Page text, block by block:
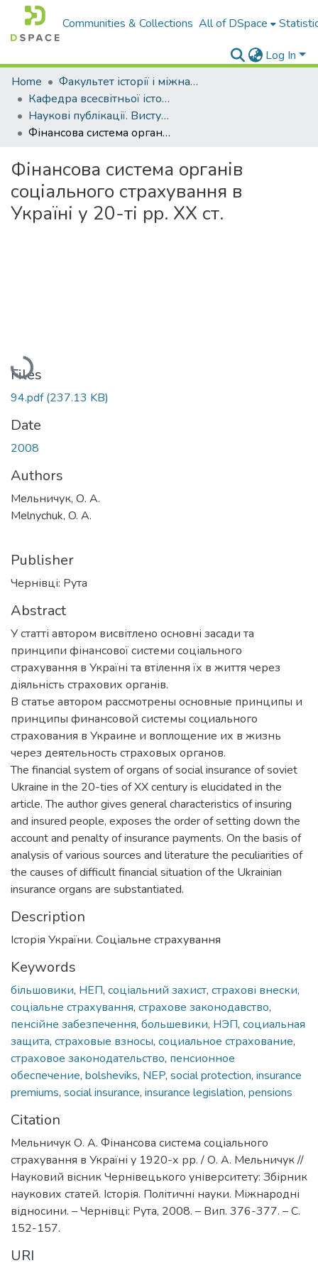
Communities & Collections All of DSpace
Log In
Home
Факультет історії і міжнародних відносин
Кафедра всесвітньої історії і міжнародних відносин
Наукові публікації. Виступи
Фінансова система органів соціального страхування в Україні у 20-ті рр. ХХ ст.
Фінансова система органів
соціального страхування в
Україні у 20-ті рр. ХХ ст.
Loading...
Files
94.pdf(237.13 KB)
Date
2008
Authors
Мельничук, О. А.
Melnychuk, O. A.
Publisher
Чернівці: Рута
Abstract
У статті автором висвітлено основні засади та
принципи фінансової системи соціального
страхування в Україні та втілення їх в життя через
діяльність страхових органів.
В статье автором рассмотрены основные принципы и
принципы финансовой системы социального
страхования в Украине и воплощение их в жизнь
через деятельность страховых органов.
The financial system of organs of social insurance of soviet
Ukraine in the 20-ties of ХХ century is elucidated in the
article. The author gives general characteristics of insuring
and insured people, exposes the order of setting down the
account and penalty of insurance payments. On the basis of
analysis of various sources and literature the peculiarities of
the causes of difficult financial situation of the Ukrainian
insurance organs are substantiated.
Description
Історія України. Соціальне страхування
Keywords
більшовики, НЕП, соціальний захист, страхові внески,
соціальне страхування, страхове законодавство,
пенсійне забезпечення, большевики, НЭП, социальная
защита, страховые взносы, социальное страхование,
страховое законодательство, пенсионное
обеспечение, bolsheviks, NEP, social protection, insurance
premiums, social insurance, insurance legislation, pensions
Citation
Мельничук О. А. Фінансова система соціального
страхування в Україні у 1920-х рр. / О. А. Мельничук //
Науковий вісник Чернівецького університету: Збірник
наукових статей. Історія. Політичні науки. Міжнародні
відносини. – Чернівці: Рута, 2008. – Вип. 376-377. – С.
152-157.
URI